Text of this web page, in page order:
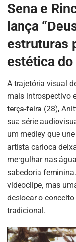
Sena e
lança
estruturas
estética
A trajetória visual
mais introspectivo
terça-feira (28),
sua série
um medley que une
artista carioca
mergulhar nas
sabedoria
videoclipe, mas
deslocar o
tradicional.